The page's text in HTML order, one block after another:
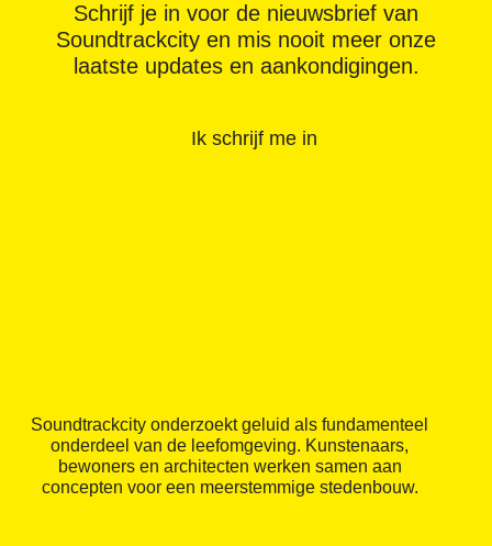
Schrijf je in voor de nieuwsbrief van
Soundtrackcity en mis nooit meer onze
laatste updates en aankondigingen.
Ik schrijf me in
Soundtrackcity onderzoekt geluid als fundamenteel
onderdeel van de leefomgeving. Kunstenaars,
bewoners en architecten werken samen aan
concepten voor een meerstemmige stedenbouw.